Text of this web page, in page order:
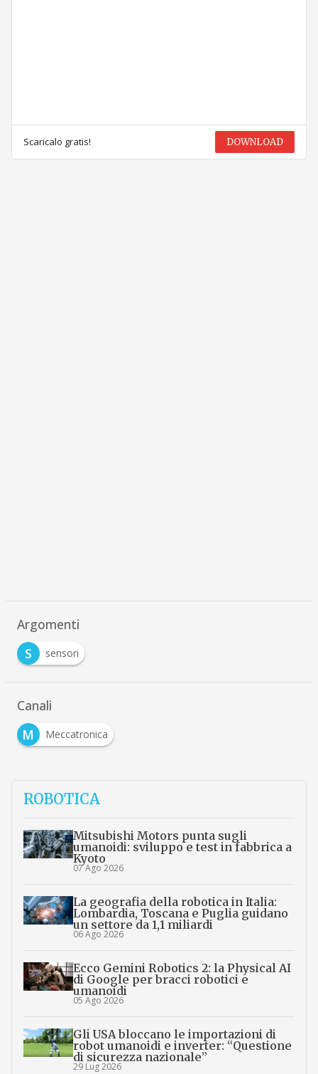
Scaricalo gratis! DOWNLOAD
Argomenti
S
sensori
Canali
M
Meccatronica
ROBOTICA
Mitsubishi Motors punta sugli
umanoidi: sviluppo e test in fabbrica a
Kyoto
07 Ago 2026
La geografia della robotica in Italia:
Lombardia, Toscana e Puglia guidano
un settore da 1,1 miliardi
06 Ago 2026
Ecco Gemini Robotics 2: la Physical AI
di Google per bracci robotici e
umanoidi
05 Ago 2026
Gli USA bloccano le importazioni di
robot umanoidi e inverter: “Questione
di sicurezza nazionale”
29 Lug 2026